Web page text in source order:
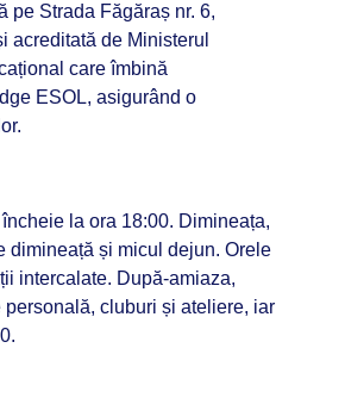
pe Strada Făgăraș nr. 6,
acreditată de Ministerul
care îmbină
ESOL, asigurând o
la ora 18:00. Dimineața,
dimineață și micul dejun. Orele
intercalate. După-amiaza,
cluburi și ateliere, iar